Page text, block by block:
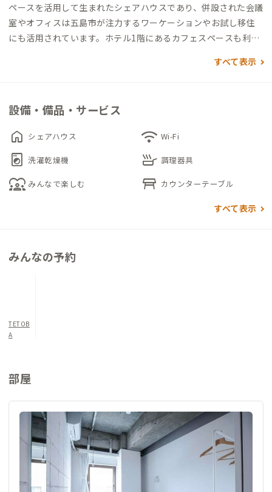
ペースを活用して生まれたシェアハウスであり、併設された会議
室やオフィスは五島市が注力するワーケーションやお試し移住
にも活用されています。ホテル1階にあるカフェスペースも利用
された内装は、コンクリートのグレーの壁に、ブルーと白のイ
ンテリアでまとめられています。どこか海と空を思わせるような
共有スペースは、五島の桟橋をイメージしたベンチ兼テーブル
が特徴的。思い思いの場所で作業をしたり、みんなで集まって食
上映会をしたり、思い出を育む空間です。キッチンや水回りの共
有スペースも機能的かつ清潔で、おしゃれな空間です。
ッドが置かれています。海に包まれているような気持ちでお休み
になってください。
滞在者と夕食の準備を。非日常が日常になる、島の暮らしが待
っています。
すべて表示
設備・備品・サービス
home シェアハウス wifi Wi-Fi
local_laundry_service 洗濯乾燥機 skillet 調理器具
diversity_1 みんなで楽しむ table_restaurant カウンターテーブル
すべて表示
みんなの予約
TETOB
A
部屋